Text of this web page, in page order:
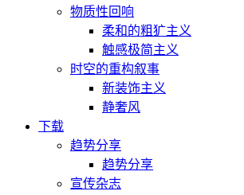
物质性回响
柔和的粗犷主义
触感极简主义
时空的重构叙事
新装饰主义
静奢风
下载
趋势分享
趋势分享
宣传杂志